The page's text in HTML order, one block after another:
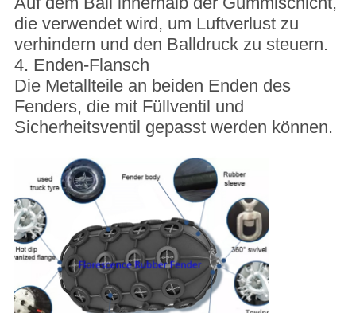
die verwendet wird, um Luftverlust zu
verhindern und den Balldruck zu steuern.
4. Enden-Flansch
Die Metallteile an beiden Enden des
Fenders, die mit Füllventil und
Sicherheitsventil gepasst werden können.